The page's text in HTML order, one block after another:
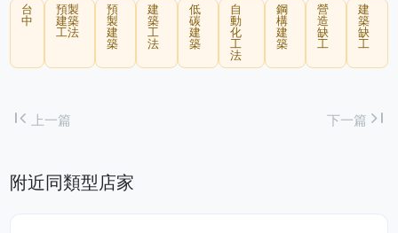
台
中
預製
建築
工法
預
製
建
築
建
築
工
法
低
碳
建
築
自
動
化
工
法
鋼
構
建
築
營
造
缺
工
建
築
缺
工
first_page 上一篇 下一篇 last_page
附近同類型店家